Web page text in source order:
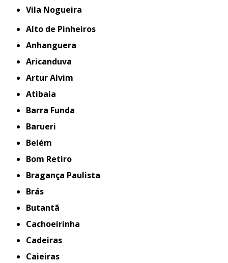
Vila Nogueira
Alto de Pinheiros
Anhanguera
Aricanduva
Artur Alvim
Atibaia
Barra Funda
Barueri
Belém
Bom Retiro
Bragança Paulista
Brás
Butantã
Cachoeirinha
Cadeiras
Caieiras